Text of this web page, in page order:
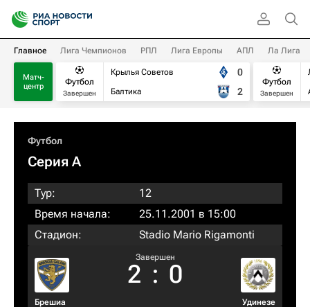
Главное Лига Чемпионов РПЛ Лига Европы АПЛ Ла Лига
Матч-
центр
Футбол
Завершен
Крылья Советов
Балтика
0
2
Футбол
Завершен
Футбол
Серия А
Тур:
12
Время начала:
25.11.2001 в 15:00
Стадион:
Stadio Mario Rigamonti
Брешиа
Завершен
2 : 0
Удинезе